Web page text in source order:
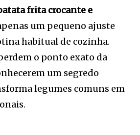
frita crocante e
um pequeno ajuste
habitual de cozinha.
o ponto exato da
um segredo
legumes comuns em